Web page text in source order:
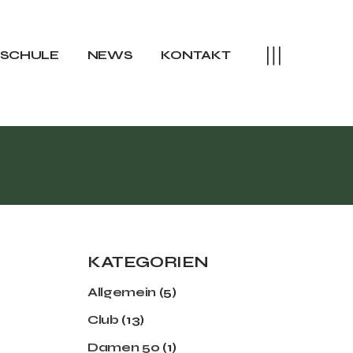
NEWS KONTAKT
Sommer
KATEGORIEN
Allgemein (5)
Club (13)
Damen 50 (1)